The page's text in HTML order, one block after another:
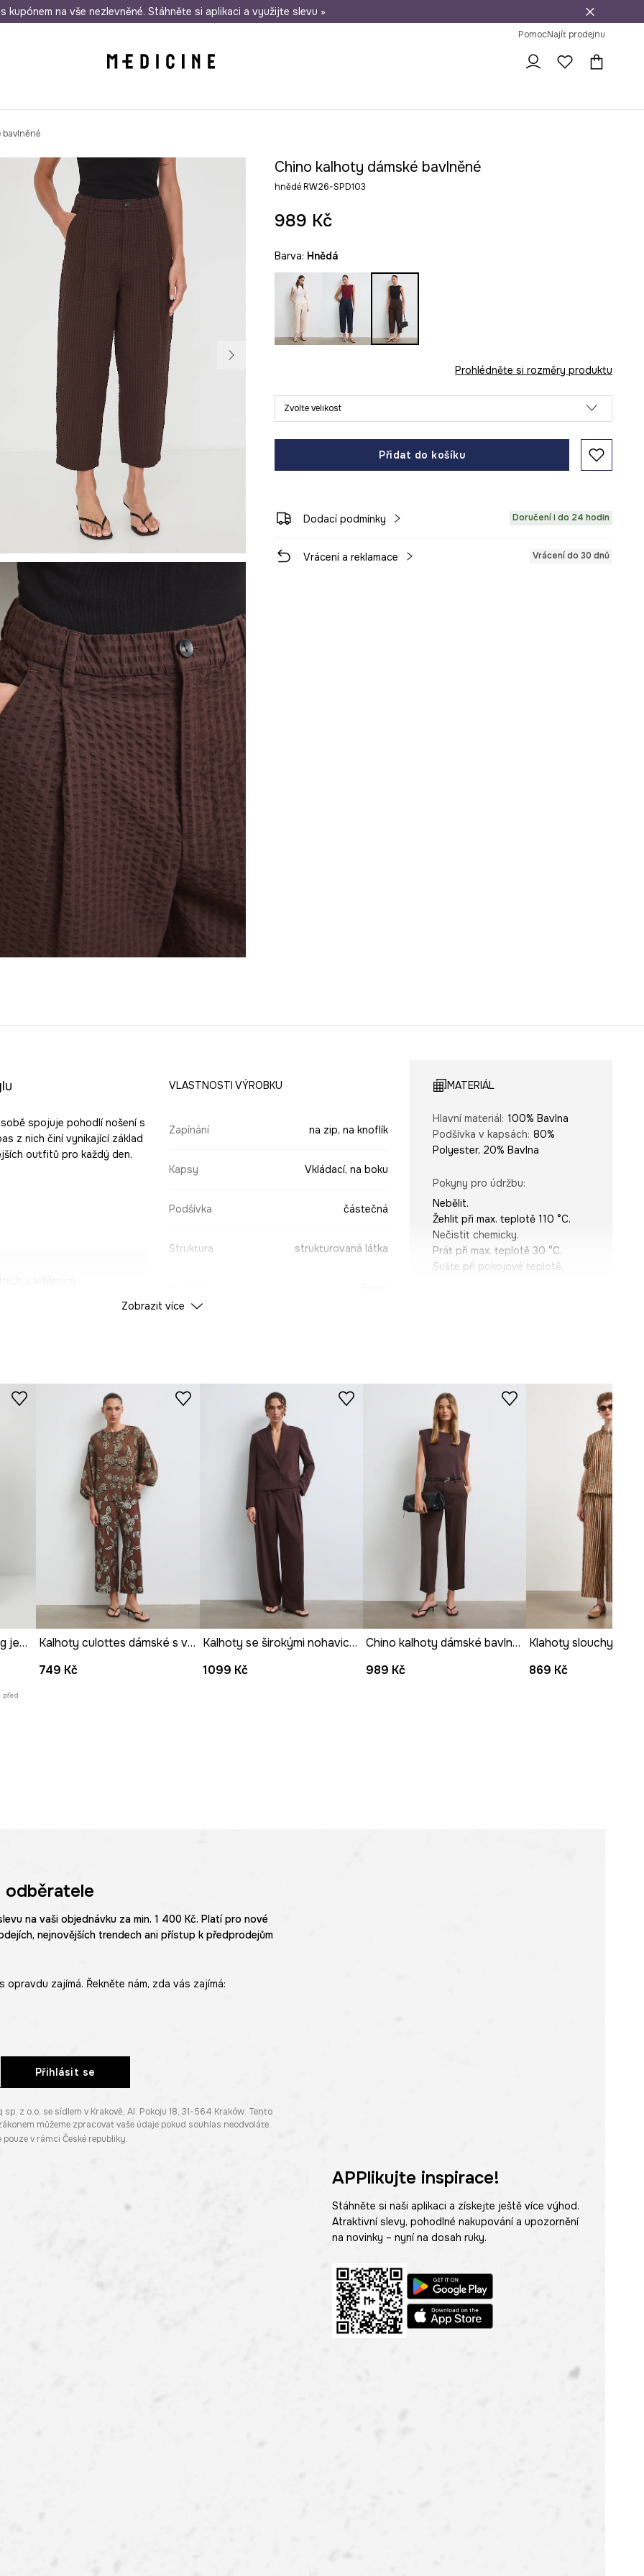
nákupu nad 1 200 Kč Odeslání i do 24 hodin 30 dní na vrácení zboží
s kupónem na vše nezlevněné. Stáhněte si aplikaci a využijte slevu »
PomocNajít prodejnu
Chino kalhoty dámské bavlněné
hnědé RW26-SPD103
989 Kč
Barva: hnědá
Prohlédněte si rozměry produktu
Zvolte velikost
Přidat do košíku
Dodací podmínky Doručení i do 24 hodin
Vrácení a reklamace Vrácení do 30 dnů
spojuje pohodlí nošení s
z nich činí vynikající základ
outfitů pro každý den,
při nošení.
předměty.
oblékání
vizuální
prvky šatníku.
VLASTNOSTI VÝROBKU
Zapínání na zip, na knoflík
Kapsy Vkládací, na boku
Podšívka částečná
Struktura strukturovaná látka
Barva
RW26-SPD103-89X
MATERIÁL
Hlavní materiál: 100% Bavlna
Podšívka v kapsách: 80%
Polyester, 20% Bavlna
Pokyny pro údržbu:
Nebělit.
Žehlit při max. teplotě 110 °C.
Nečistit chemicky.
Prát při max. teplotě 30 °C.
Sušte při pokojové teplotě.
rovné
Střih: cropped, Regular fit
ROZMĚRY
Délka vnitřní nohy
Šířka nohy dole
Míry uvedené pro velikost
Šířka v pase
Výška pasu
Šířka v bocích
Modelka na fotografii je vysoká
175 cm a má na sebe velikost S
Prohlédněte si rozměry
produktu
Zobrazit více
Kalhoty dámské wide leg jednobarevné
před
Kalhoty culottes dámské s viskózou s rostlinným vzorem
749 Kč
Kalhoty se širokými nohavicemi dámské hladké
1099 Kč
Chino kalhoty dámské bavlněné s elastanem hladké
989 Kč
869 Kč
odběratele
na vaši objednávku za min. 1 400 Kč. Platí pro nové
nejnovějších trendech ani přístup k předprodejům
zajímá. Řekněte nám, zda vás zajímá:
Přihlásit se
z o.o. se sídlem v Krakově, Al. Pokoju 18, 31-564 Kraków. Tento
můžeme zpracovat vaše údaje pokud souhlas neodvoláte.
pouze v rámci České republiky.
APPlikujte inspirace!
Stáhněte si naši aplikaci a získejte ještě více výhod.
Atraktivní slevy, pohodlné nakupování a upozornění
na novinky – nyní na dosah ruky.